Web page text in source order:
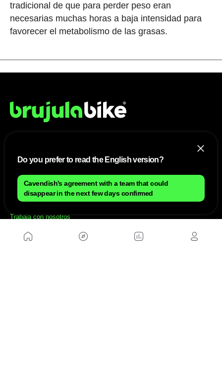
tradicional de que para perder peso eran
necesarias muchas horas a baja intensidad para
favorecer el metabolismo de las grasas.
Aviso Legal
Anúnciate con nosotros
Política de cookies
Política de privacidad
Trabaja con nosotros
WEBS AMIGAS
Do you prefer to read the English version?
Cavendish's agreement with a team that could
disappear in the next few days confirmed